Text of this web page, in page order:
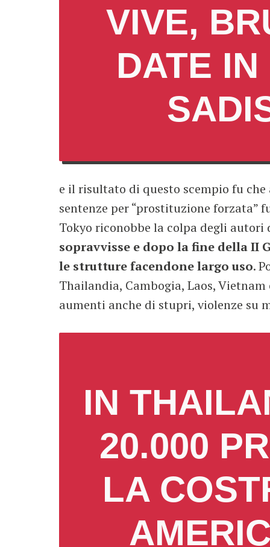
VIVE,
DATE
e il risultato di questo scempio fu
sentenze per “prostituzione forzata”
Tokyo riconobbe la colpa degli autori
sopravvisse e dopo la fine della II
le strutture facendone largo uso.
Thailandia, Cambogia, Laos,
aumenti anche di stupri, violenze su
IN
20.000
LA